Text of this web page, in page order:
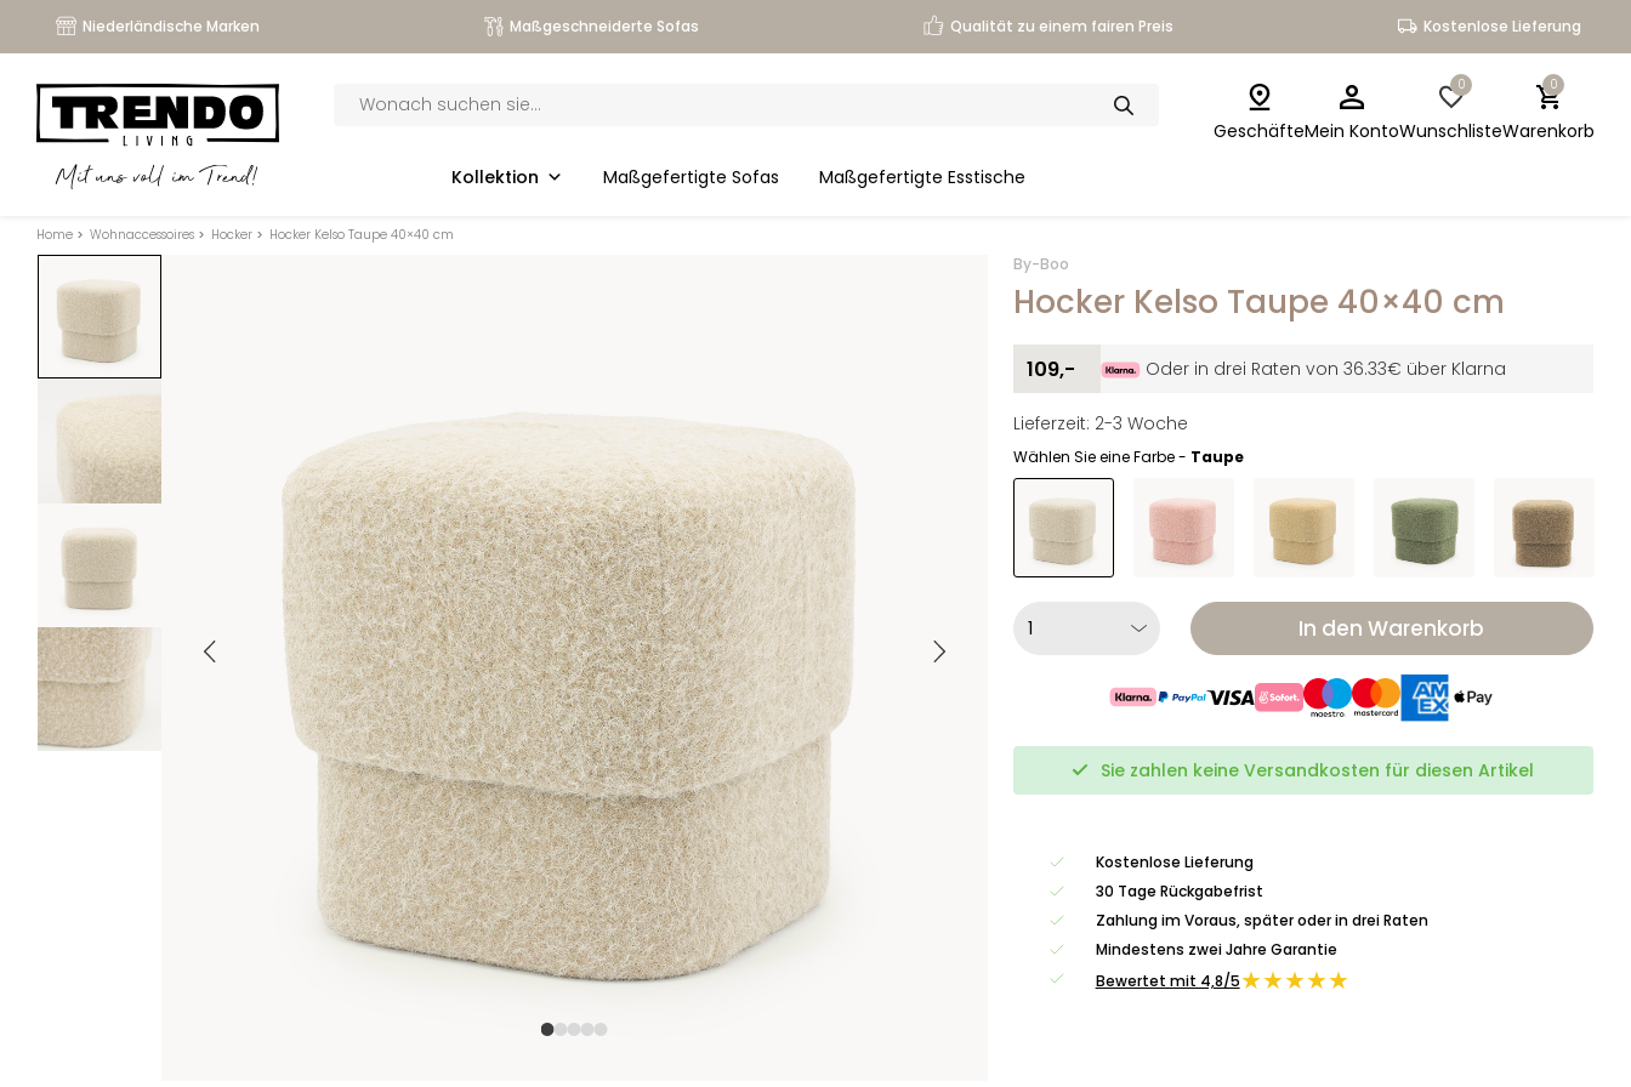
Niederländische Marken Maßgeschneiderte Sofas Qualität zu einem fairen Preis Kostenlose Lieferung
Mit uns voll im Trend!
search
Kollektion Maßgefertigte Sofas Maßgefertigte Esstische
GeschäfteMein Konto
0
Wunschliste
0
Warenkorb
Home > Wohnaccessoires > Hocker > Hocker Kelso Taupe 40×40 cm
By-Boo
Hocker Kelso Taupe 40×40 cm
109,- Oder in drei Raten von 36.33€ über Klarna
Lieferzeit: 2-3 Woche
Wählen Sie eine Farbe - Taupe
In den Warenkorb
Sie zahlen keine Versandkosten für diesen Artikel
Kostenlose Lieferung
30 Tage Rückgabefrist
Zahlung im Voraus, später oder in drei Raten
Mindestens zwei Jahre Garantie
Bewertet mit 4,8/5★★★★★